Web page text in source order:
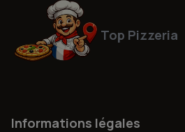
Top Pizzeria
Informations légales